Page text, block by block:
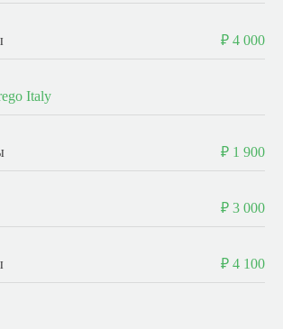
₽ 4 000
Italy
₽ 1 900
₽ 3 000
₽ 4 100